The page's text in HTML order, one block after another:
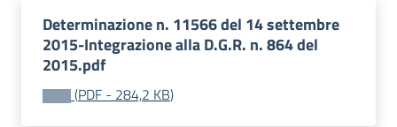
Seguici
Determinazione n. 11566 del 14 settembre
2015-Integrazione alla D.G.R. n. 864 del
2015.pdf
(PDF - 284,2 KB)